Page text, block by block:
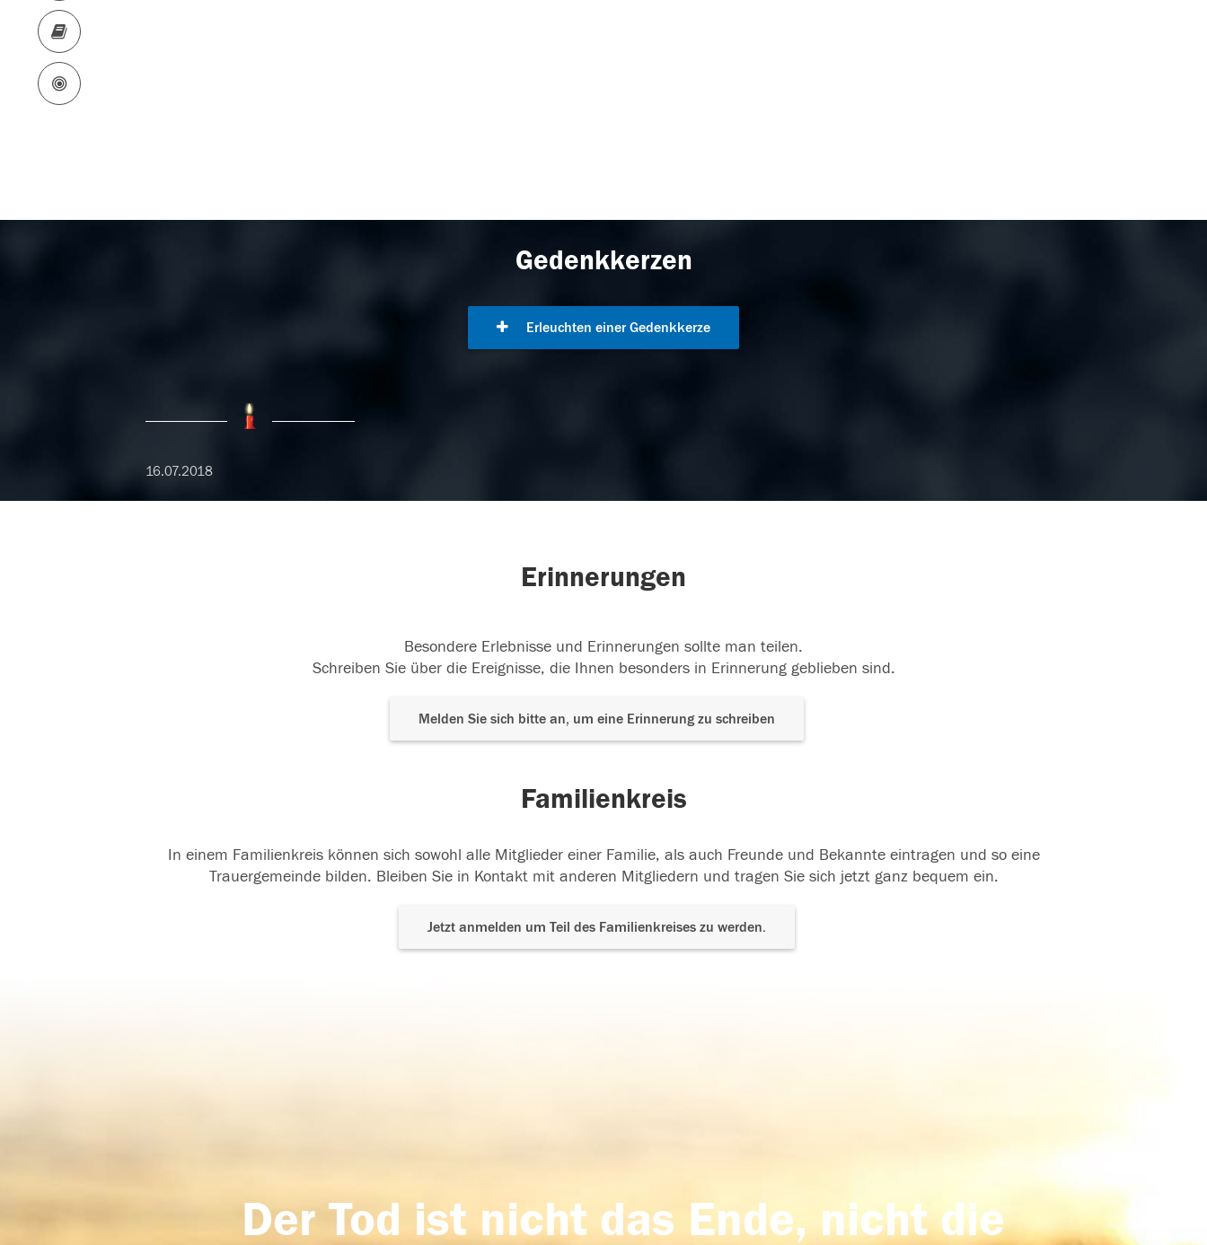
Gedenkkerzen
Erleuchten einer Gedenkkerze
16.07.2018
Erinnerungen
Besondere Erlebnisse und Erinnerungen sollte man teilen.
Schreiben Sie über die Ereignisse, die Ihnen besonders in Erinnerung geblieben sind.
Melden Sie sich bitte an, um eine Erinnerung zu schreiben
Familienkreis
In einem Familienkreis können sich sowohl alle Mitglieder einer Familie, als auch Freunde und Bekannte eintragen und so eine
Trauergemeinde bilden. Bleiben Sie in Kontakt mit anderen Mitgliedern und tragen Sie sich jetzt ganz bequem ein.
Jetzt anmelden um Teil des Familienkreises zu werden.
Der Tod ist nicht das Ende, nicht die